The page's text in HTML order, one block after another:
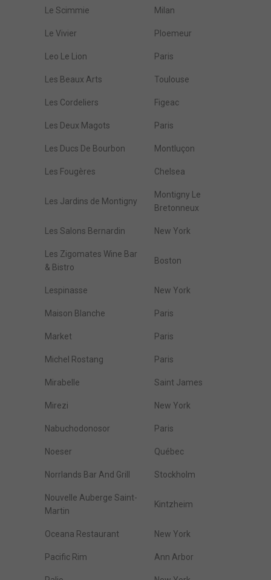
Le Scimmie Milan
Le Vivier Ploemeur
Leo Le Lion Paris
Les Beaux Arts Toulouse
Les Cordeliers Figeac
Les Deux Magots Paris
Les Ducs De Bourbon Montluçon
Les Fougères Chelsea
Les Jardins de Montigny
Montigny Le
Bretonneux
Les Salons Bernardin New York
Les Zigomates Wine Bar
& Bistro
Boston
Lespinasse New York
Maison Blanche Paris
Market Paris
Michel Rostang Paris
Mirabelle Saint James
Mirezi New York
Nabuchodonosor Paris
Noeser Québec
Norrlands Bar And Grill Stockholm
Nouvelle Auberge Saint-
Martin
Kintzheim
Oceana Restaurant New York
Pacific Rim Ann Arbor